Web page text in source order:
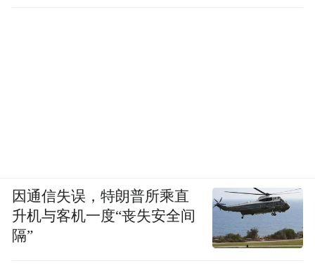
因通信失误，特朗普所乘直
升机与客机一度“丧失安全间
隔”